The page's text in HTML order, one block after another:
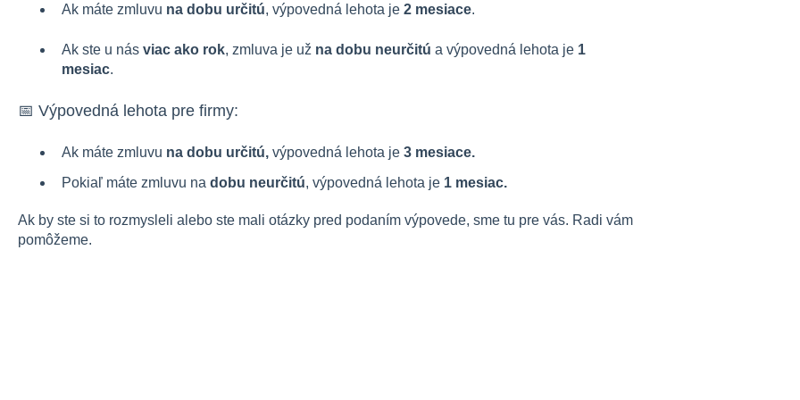
Ak máte zmluvu na dobu určitú, výpovedná lehota je 2 mesiace.
Ak ste u nás viac ako rok, zmluva je už na dobu neurčitú a výpovedná lehota je 1
mesiac.
📅 Výpovedná lehota pre firmy:
Ak máte zmluvu na dobu určitú, výpovedná lehota je3 mesiace.
Pokiaľ máte zmluvu na dobu neurčitú, výpovedná lehota je 1 mesiac.
Ak by ste si to rozmysleli alebo ste mali otázky pred podaním výpovede, sme tu pre vás. Radi vám
pomôžeme.